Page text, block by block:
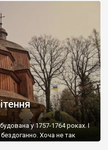
– земляна дамба до
у 1757-1764 роках. І
Хоча не так